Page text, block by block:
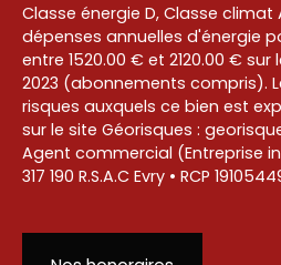
Classe énergie D, Classe
dépenses annuelles d'énergie
entre 1520.00 € et 2120.00 € sur
2023 (abonnements compris).
risques auxquels ce bien est
sur le site Géorisques :
Agent commercial (Entreprise
317 190 R.S.A.C Evry • RCP